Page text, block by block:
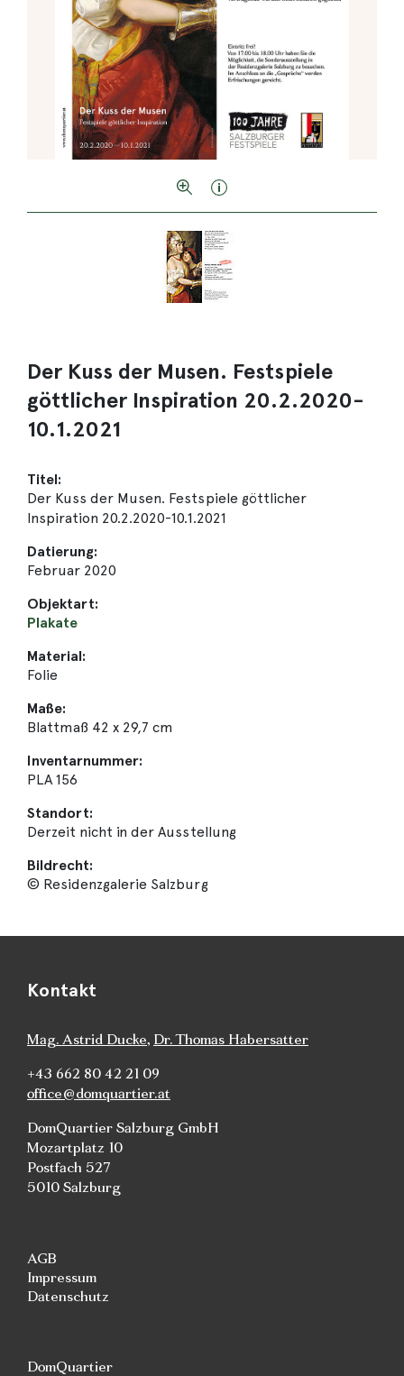
Der Kuss der Musen. Festspiele
göttlicher Inspiration 20.2.2020-
10.1.2021
Titel:
Der Kuss der Musen. Festspiele göttlicher
Inspiration 20.2.2020-10.1.2021
Datierung:
Februar 2020
Objektart:
Plakate
Material:
Folie
Maße:
Blattmaß 42 x 29,7 cm
Inventarnummer:
PLA 156
Standort:
Derzeit nicht in der Ausstellung
Bildrecht:
© Residenzgalerie Salzburg
Kontakt
Mag. Astrid Ducke, Dr. Thomas Habersatter
+43 662 80 42 21 09
office@domquartier.at
DomQuartier Salzburg GmbH
Mozartplatz 10
Postfach 527
5010 Salzburg
AGB
Impressum
Datenschutz
DomQuartier